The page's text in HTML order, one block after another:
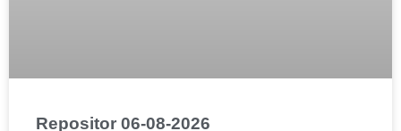
Repositor 06-08-2026